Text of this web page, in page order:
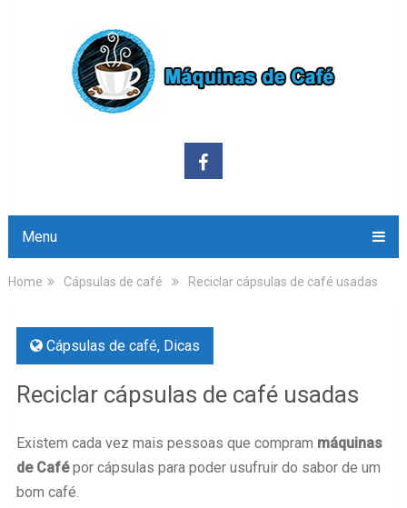
Menu
Home Cápsulas de café Reciclar cápsulas de café usadas
Cápsulas de café, Dicas
Reciclar cápsulas de café usadas
Existem cada vez mais pessoas que compram máquinas
de Cafépor cápsulas para poder usufruir do sabor de um
bom café.